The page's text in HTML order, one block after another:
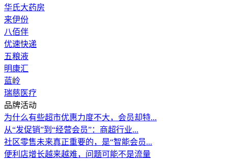
华氏大药房
来伊份
八佰伴
优速快递
五粮液
明康汇
蓝岭
瑞慈医疗
品牌活动
为什么有些超市优惠力度不大，会员却特...
从“发促销”到“经营会员”：商超行业...
社区零售未来真正重要的，是“智能会员...
便利店增长越来越难，问题可能不是流量